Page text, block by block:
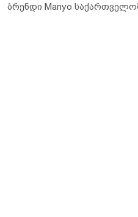
ბრენდი Manyo